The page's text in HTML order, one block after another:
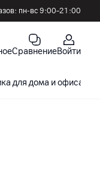
пн-вс 9:00–21:00
СравнениеВойти
для дома и офиса